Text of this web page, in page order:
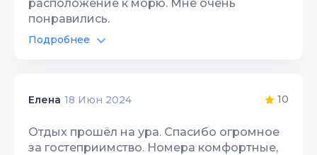
расположение к морю. Мне очень
понравились.
Подробнее
Елена 18 Июн 2024 10
Отдых прошёл на ура. Спасибо огромное
за гостеприимство. Номера комфортные,